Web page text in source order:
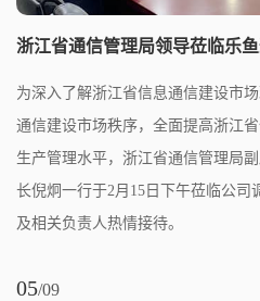
浙江省通信管理局领导莅临乐
为深入了解浙江省信息通信建设市
通信建设市场秩序，全面提高浙江
生产管理水平，浙江省通信管理局
长倪炯一行于2月15日下午莅临公司
及相关负责人热情接待。
05/09